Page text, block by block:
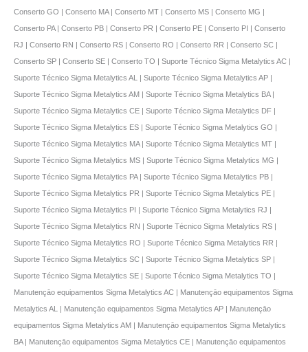
Conserto GO | Conserto MA | Conserto MT | Conserto MS | Conserto MG |
Conserto PA | Conserto PB | Conserto PR | Conserto PE | Conserto PI | Conserto
RJ | Conserto RN | Conserto RS | Conserto RO | Conserto RR | Conserto SC |
Conserto SP | Conserto SE | Conserto TO | Suporte Técnico Sigma Metalytics AC |
Suporte Técnico Sigma Metalytics AL | Suporte Técnico Sigma Metalytics AP |
Suporte Técnico Sigma Metalytics AM | Suporte Técnico Sigma Metalytics BA |
Suporte Técnico Sigma Metalytics CE | Suporte Técnico Sigma Metalytics DF |
Suporte Técnico Sigma Metalytics ES | Suporte Técnico Sigma Metalytics GO |
Suporte Técnico Sigma Metalytics MA | Suporte Técnico Sigma Metalytics MT |
Suporte Técnico Sigma Metalytics MS | Suporte Técnico Sigma Metalytics MG |
Suporte Técnico Sigma Metalytics PA | Suporte Técnico Sigma Metalytics PB |
Suporte Técnico Sigma Metalytics PR | Suporte Técnico Sigma Metalytics PE |
Suporte Técnico Sigma Metalytics PI | Suporte Técnico Sigma Metalytics RJ |
Suporte Técnico Sigma Metalytics RN | Suporte Técnico Sigma Metalytics RS |
Suporte Técnico Sigma Metalytics RO | Suporte Técnico Sigma Metalytics RR |
Suporte Técnico Sigma Metalytics SC | Suporte Técnico Sigma Metalytics SP |
Suporte Técnico Sigma Metalytics SE | Suporte Técnico Sigma Metalytics TO |
Manutençāo equipamentos Sigma Metalytics AC | Manutençāo equipamentos Sigma
Metalytics AL | Manutençāo equipamentos Sigma Metalytics AP | Manutençāo
equipamentos Sigma Metalytics AM | Manutençāo equipamentos Sigma Metalytics
BA | Manutençāo equipamentos Sigma Metalytics CE | Manutençāo equipamentos